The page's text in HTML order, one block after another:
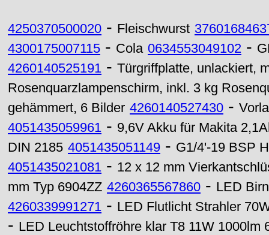
4250370500020 - Fleischwurst
4300175007115 - Cola 0634553049102 -
4260140525191 - Türgriffplatte, unlackiert,
Rosenquarzlampenschirm, inkl. 3 kg
gehämmert, 6 Bilder 4260140527430 -
4051435059961 - 9,6V Akku für Makita
DIN 2185 4051435051149 - G1/4'-19 BSP
4051435021081 - 12 x 12 mm
mm Typ 6904ZZ 4260365567860 - LED
4260339991271 - LED Flutlicht Strahler
- LED Leuchtstoffröhre klar T8 11W 1000lm